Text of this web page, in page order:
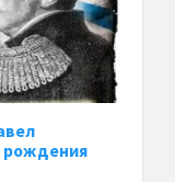
рождения